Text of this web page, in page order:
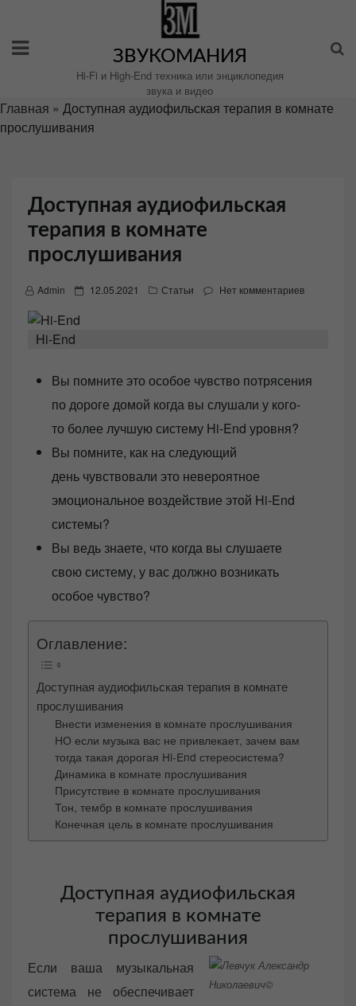
содержимому
ЗВУКОМАНИЯ
Hi-Fi и High-End техника или энциклопедия
звука и видео
Главная » Доступная аудиофильская терапия в комнате
прослушивания
Доступная аудиофильская
терапия в комнате
прослушивания
Admin
P
d
o
12.05.2021 Статьи Нет комментариев
Hi-End
Вы помните это особое чувство потрясения
по дороге домой когда вы слушали у кого-
то более лучшую систему Hi-End уровня?
Вы помните, как на следующий
день чувствовали это невероятное
эмоциональное воздействие этой Hi-End
системы?
Вы ведь знаете, что когда вы слушаете
свою систему, у вас должно возникать
особое чувство?
Оглавление:
Доступная аудиофильская терапия в комнате
прослушивания
Внести изменения в комнате прослушивания
НО если музыка вас не привлекает, зачем вам
тогда такая дорогая Hi-End стереосистема?
Динамика в комнате прослушивания
Присутствие в комнате прослушивания
Тон, тембр в комнате прослушивания
Конечная цель в комнате прослушивания
Доступная аудиофильская
терапия в комнате
прослушивания
Если ваша музыкальная
система не обеспечивает